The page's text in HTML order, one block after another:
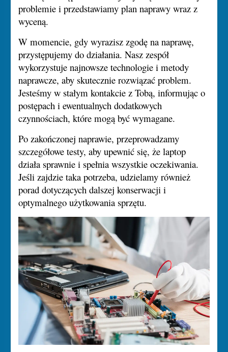
problemie i przedstawiamy plan naprawy wraz z
wyceną.
W momencie, gdy wyrazisz zgodę na naprawę,
przystępujemy do działania. Nasz zespół
wykorzystuje najnowsze technologie i metody
naprawcze, aby skutecznie rozwiązać problem.
Jesteśmy w stałym kontakcie z Tobą, informując o
postępach i ewentualnych dodatkowych
czynnościach, które mogą być wymagane.
Po zakończonej naprawie, przeprowadzamy
szczegółowe testy, aby upewnić się, że laptop
działa sprawnie i spełnia wszystkie oczekiwania.
Jeśli zajdzie taka potrzeba, udzielamy również
porad dotyczących dalszej konserwacji i
optymalnego użytkowania sprzętu.